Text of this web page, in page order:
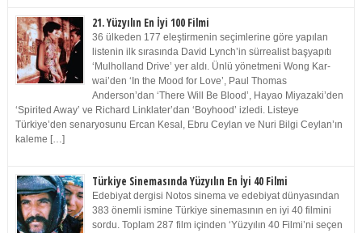
21. Yüzyılın En İyi 100 Filmi
36 ülkeden 177 eleştirmenin seçimlerine göre yapılan
listenin ilk sırasında David Lynch’in sürrealist başyapıtı
‘Mulholland Drive’ yer aldı. Ünlü yönetmeni Wong Kar-
wai’den ‘In the Mood for Love’, Paul Thomas
Anderson’dan ‘There Will Be Blood’, Hayao Miyazaki’den
‘Spirited Away’ ve Richard Linklater’dan ‘Boyhood’ izledi. Listeye
Türkiye’den senaryosunu Ercan Kesal, Ebru Ceylan ve Nuri Bilgi Ceylan’ın
kaleme […]
Türkiye Sinemasında Yüzyılın En İyi 40 Filmi
Edebiyat dergisi Notos sinema ve edebiyat dünyasından
383 önemli ismine Türkiye sinemasının en iyi 40 filmini
sordu. Toplam 287 film içinden ‘Yüzyılın 40 Filmi’ni seçen